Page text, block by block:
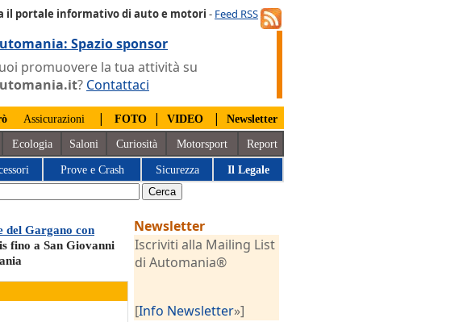
il portale informativo di auto e motori - Feed RSS
Spazio sponsor
promuovere la tua attività su
? Contattaci
Assicurazioni | FOTO | VIDEO | Newsletter
Ecologia Saloni Curiosità Motorsport Report
Prove e Crash Sicurezza Il Legale
del Gargano con
fino a San Giovanni
Newsletter
Iscriviti alla Mailing List
di Automania®
[Info Newsletter»]